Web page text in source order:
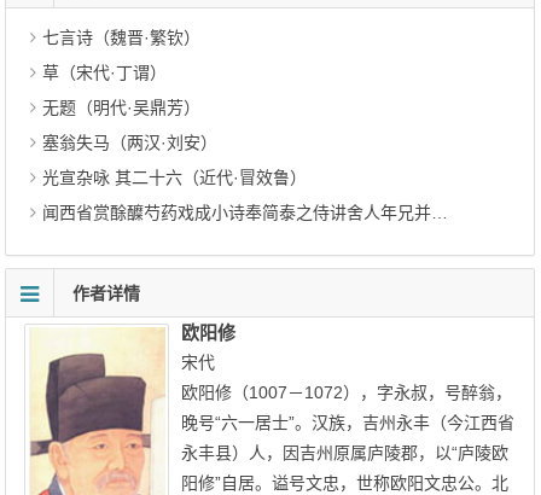
七言诗（魏晋·繁钦）
草（宋代·丁谓）
无题（明代·吴鼎芳）
塞翁失马（两汉·刘安）
光宣杂咏 其二十六（近代·冒效鲁）
闻西省赏酴醾芍药戏成小诗奉简泰之侍讲舍人年兄并以丁香橄榄百枚助筵却求残花数枝 其二（宋代·周必大）
作者详情
欧阳修
宋代
欧阳修（1007－1072），字永叔，号醉翁，
晚号“六一居士”。汉族，吉州永丰（今江西省
永丰县）人，因吉州原属庐陵郡，以“庐陵欧
阳修”自居。谥号文忠，世称欧阳文忠公。北